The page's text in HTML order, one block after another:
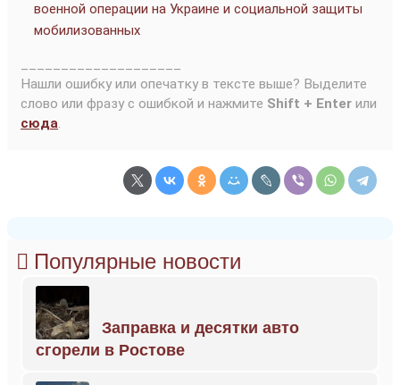
военной операции на Украине и социальной защиты
мобилизованных
Нашли ошибку или опечатку в тексте выше? Выделите
слово или фразу с ошибкой и нажмите Shift + Enter или
сюда.
Популярные новости
Заправка и десятки авто
сгорели в Ростове